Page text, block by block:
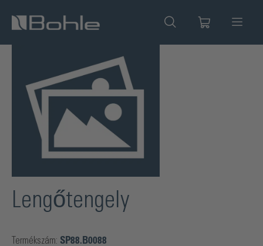
Lengőtengely
Termékszám: SP88.B0088